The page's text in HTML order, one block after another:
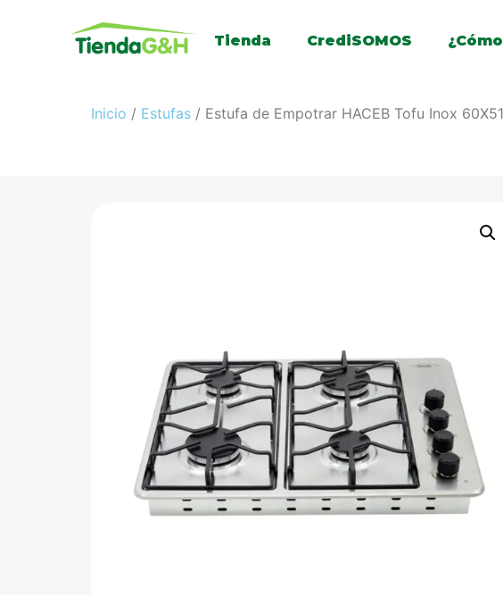
Tienda CrediSOMOS
Inicio / Estufas / Estufa de Empotrar HACEB Tofu Inox